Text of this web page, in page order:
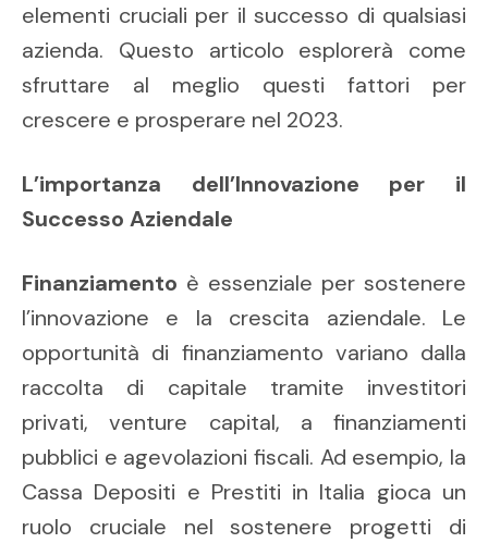
elementi cruciali per il successo di qualsiasi
azienda. Questo articolo esplorerà come
sfruttare al meglio questi fattori per
crescere e prosperare nel 2023.
L’importanza dell’Innovazione per il
Successo Aziendale
Finanziamento è essenziale per sostenere
l’innovazione e la crescita aziendale. Le
opportunità di finanziamento variano dalla
raccolta di capitale tramite investitori
privati, venture capital, a finanziamenti
pubblici e agevolazioni fiscali. Ad esempio, la
Cassa Depositi e Prestiti in Italia gioca un
ruolo cruciale nel sostenere progetti di